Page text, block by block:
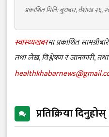
प्रकाशित मिति: बुधबार, वैशाख २६,
स्वास्थ्यखबरमा प्रकाशित
तथा लेख, विश्लेषण र जानकारी, तथा
प्रतिक्रिया दिनुहोस्